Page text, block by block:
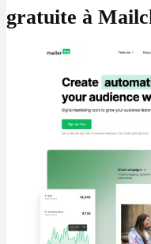
gratuite à